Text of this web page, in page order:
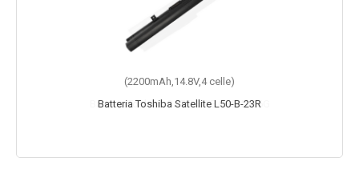
(2200mAh,14.8V,4 celle)
Batteria Toshiba Satellite L50-B-23R